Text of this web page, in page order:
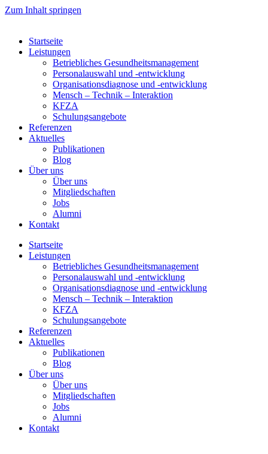
Zum Inhalt springen
Startseite
Leistungen
Betriebliches Gesundheitsmanagement
Personalauswahl und -entwicklung
Organisationsdiagnose und -entwicklung
Mensch – Technik – Interaktion
KFZA
Schulungsangebote
Referenzen
Aktuelles
Publikationen
Blog
Über uns
Über uns
Mitgliedschaften
Jobs
Alumni
Kontakt
Startseite
Leistungen
Betriebliches Gesundheitsmanagement
Personalauswahl und -entwicklung
Organisationsdiagnose und -entwicklung
Mensch – Technik – Interaktion
KFZA
Schulungsangebote
Referenzen
Aktuelles
Publikationen
Blog
Über uns
Über uns
Mitgliedschaften
Jobs
Alumni
Kontakt